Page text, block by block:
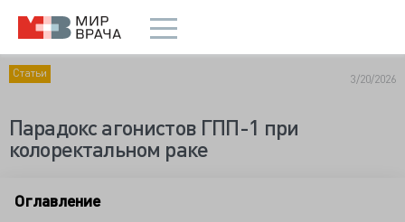
Статьи 3/20/2026
Парадокс агонистов ГПП-1 при
колоректальном раке
Оглавление